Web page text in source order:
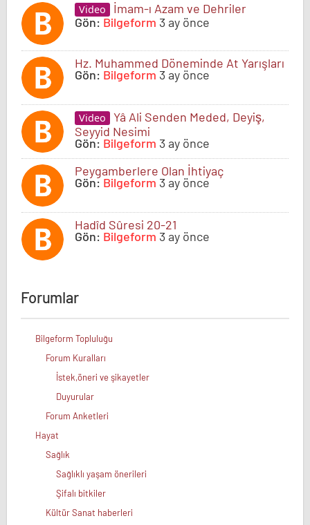
Video
İmam-ı Azam ve Dehriler
Gön: Bilgeform 3 ay önce
Hz. Muhammed Döneminde At Yarışları
Gön: Bilgeform 3 ay önce
Video
Yâ Ali Senden Meded, Deyiş,
Seyyid Nesimi
Gön: Bilgeform 3 ay önce
Peygamberlere Olan İhtiyaç
Gön: Bilgeform 3 ay önce
Hadîd Sûresi 20-21
Gön: Bilgeform 3 ay önce
Forumlar
Bilgeform Topluluğu
Forum Kuralları
İstek,öneri ve şikayetler
Duyurular
Forum Anketleri
Hayat
Sağlık
Sağlıklı yaşam önerileri
Şifalı bitkiler
Kültür Sanat haberleri